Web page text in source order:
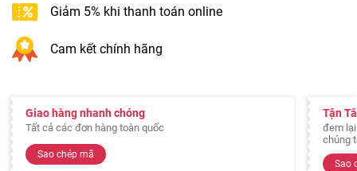
Giảm 5% khi thanh toán online
Cam kết chính hãng
Giao hàng nhanh chóng
Tất cả các đơn hàng toàn quốc
Sao chép mã
Tận
đem
chúng
Sao